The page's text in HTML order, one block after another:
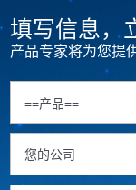
填写信息，
产品专家将为您提